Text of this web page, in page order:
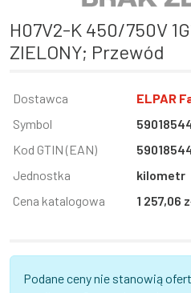
H07V2-K 450/750V 1G1 mm2 ZÓŁTO-
ZIELONY; Przewód
Informacja
Wartość
Dostawca
ELPAR
Symbol
Kod GTIN (EAN)
Jednostka
kilometr
Cena katalogowa
1 257,06
Podane ceny nie stanowią